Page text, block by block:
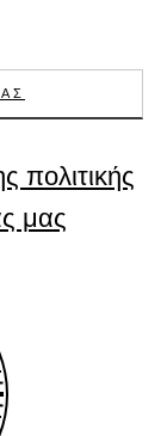
πολιτικής
μας